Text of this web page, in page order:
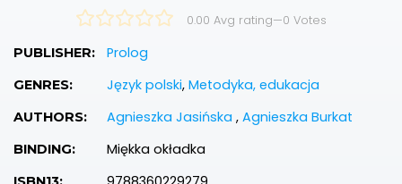
0.00 Avg rating—0 Votes
PUBLISHER: Prolog
GENRES: Język polski, Metodyka, edukacja
AUTHORS: Agnieszka Jasińska , Agnieszka Burkat
BINDING: Miękka okładka